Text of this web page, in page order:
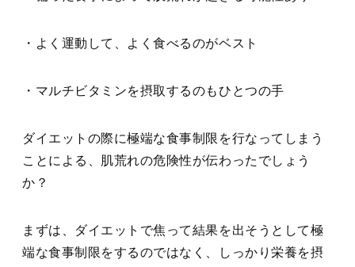
・よく運動して、よく食べるのがベスト
・マルチビタミンを摂取するのもひとつの手
ダイエットの際に極端な食事制限を行なってしまう
ことによる、肌荒れの危険性が伝わったでしょう
か？
まずは、ダイエットで焦って結果を出そうとして極
端な食事制限をするのではなく、しっかり栄養を摂